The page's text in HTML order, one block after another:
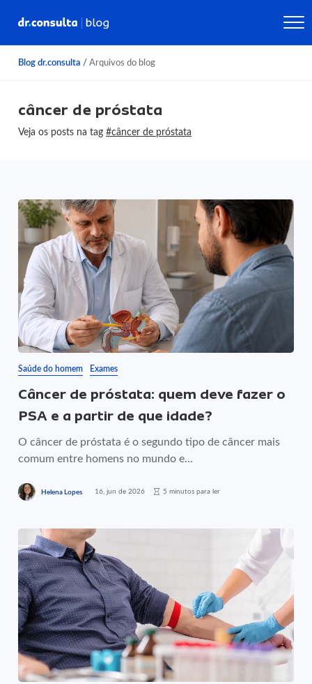
Blog dr.consulta / Arquivos do blog
câncer de próstata
Veja os posts na tag#câncer de próstata
Saúde do homem Exames
Câncer de próstata: quem deve fazer o
PSA e a partir de que idade?
O câncer de próstata é o segundo tipo de câncer mais
comum entre homens no mundo e...
Helena Lopes 16, jun de 2026 5 minutos para ler